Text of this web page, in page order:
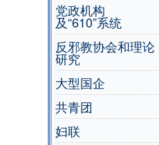
党政机构
及“610”系统
反邪教协会和理论
研究
大型国企
共青团
妇联